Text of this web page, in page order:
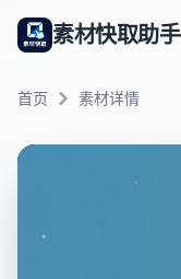
素材快取助手
首页 素材详情